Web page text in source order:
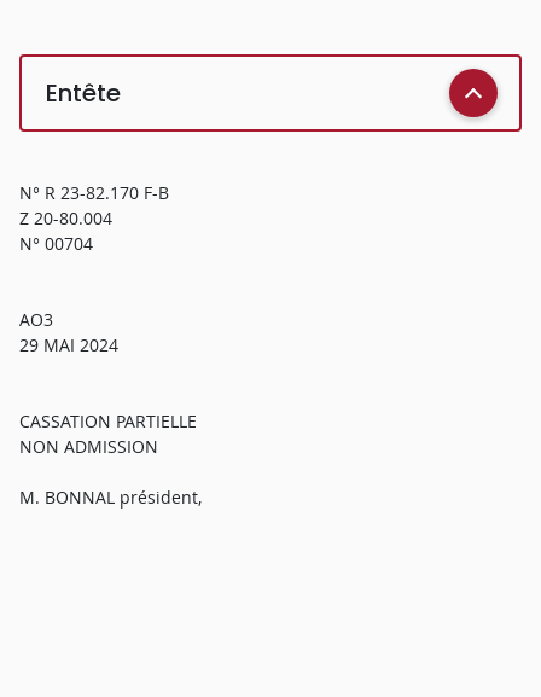
Entête
N° R 23-82.170 F-B
Z 20-80.004
N° 00704
AO3
29 MAI 2024
CASSATION PARTIELLE
NON ADMISSION
M. BONNAL président,